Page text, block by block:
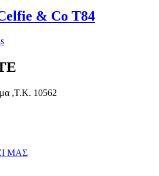
& Co T84
,Τ.Κ. 10562
ΜΑΣ